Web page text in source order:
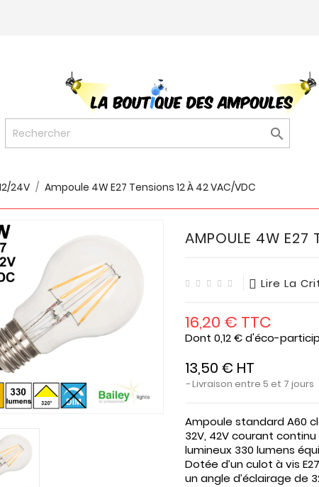

24V Ampoule 4W E27 Tensions 12 À 42 VAC/VDC
AMPOULE 4W E27
Lire La
16,20 € TTC
Dont 0,12 € d'éco-
13,50 € HT
Livraison entre 5 et 7 jours
Ampoule standard A60
32V, 42Vcourant continu
lumineux 330 lumens
Dotée d’un culot à vis E27
un angle d’éclairage de